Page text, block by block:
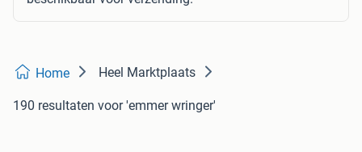
Home Heel Marktplaats
190 resultaten voor 'emmer wringer'